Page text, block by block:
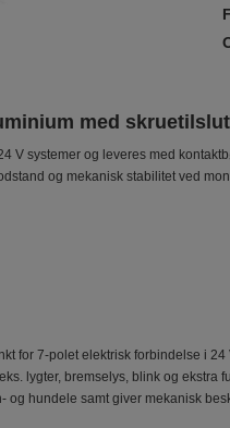
med
V systemer og leveres med
og mekanisk stabilitet ved
for 7-polet elektrisk forbindelse i
lygter, bremselys, blink og
hundele samt giver mekanisk